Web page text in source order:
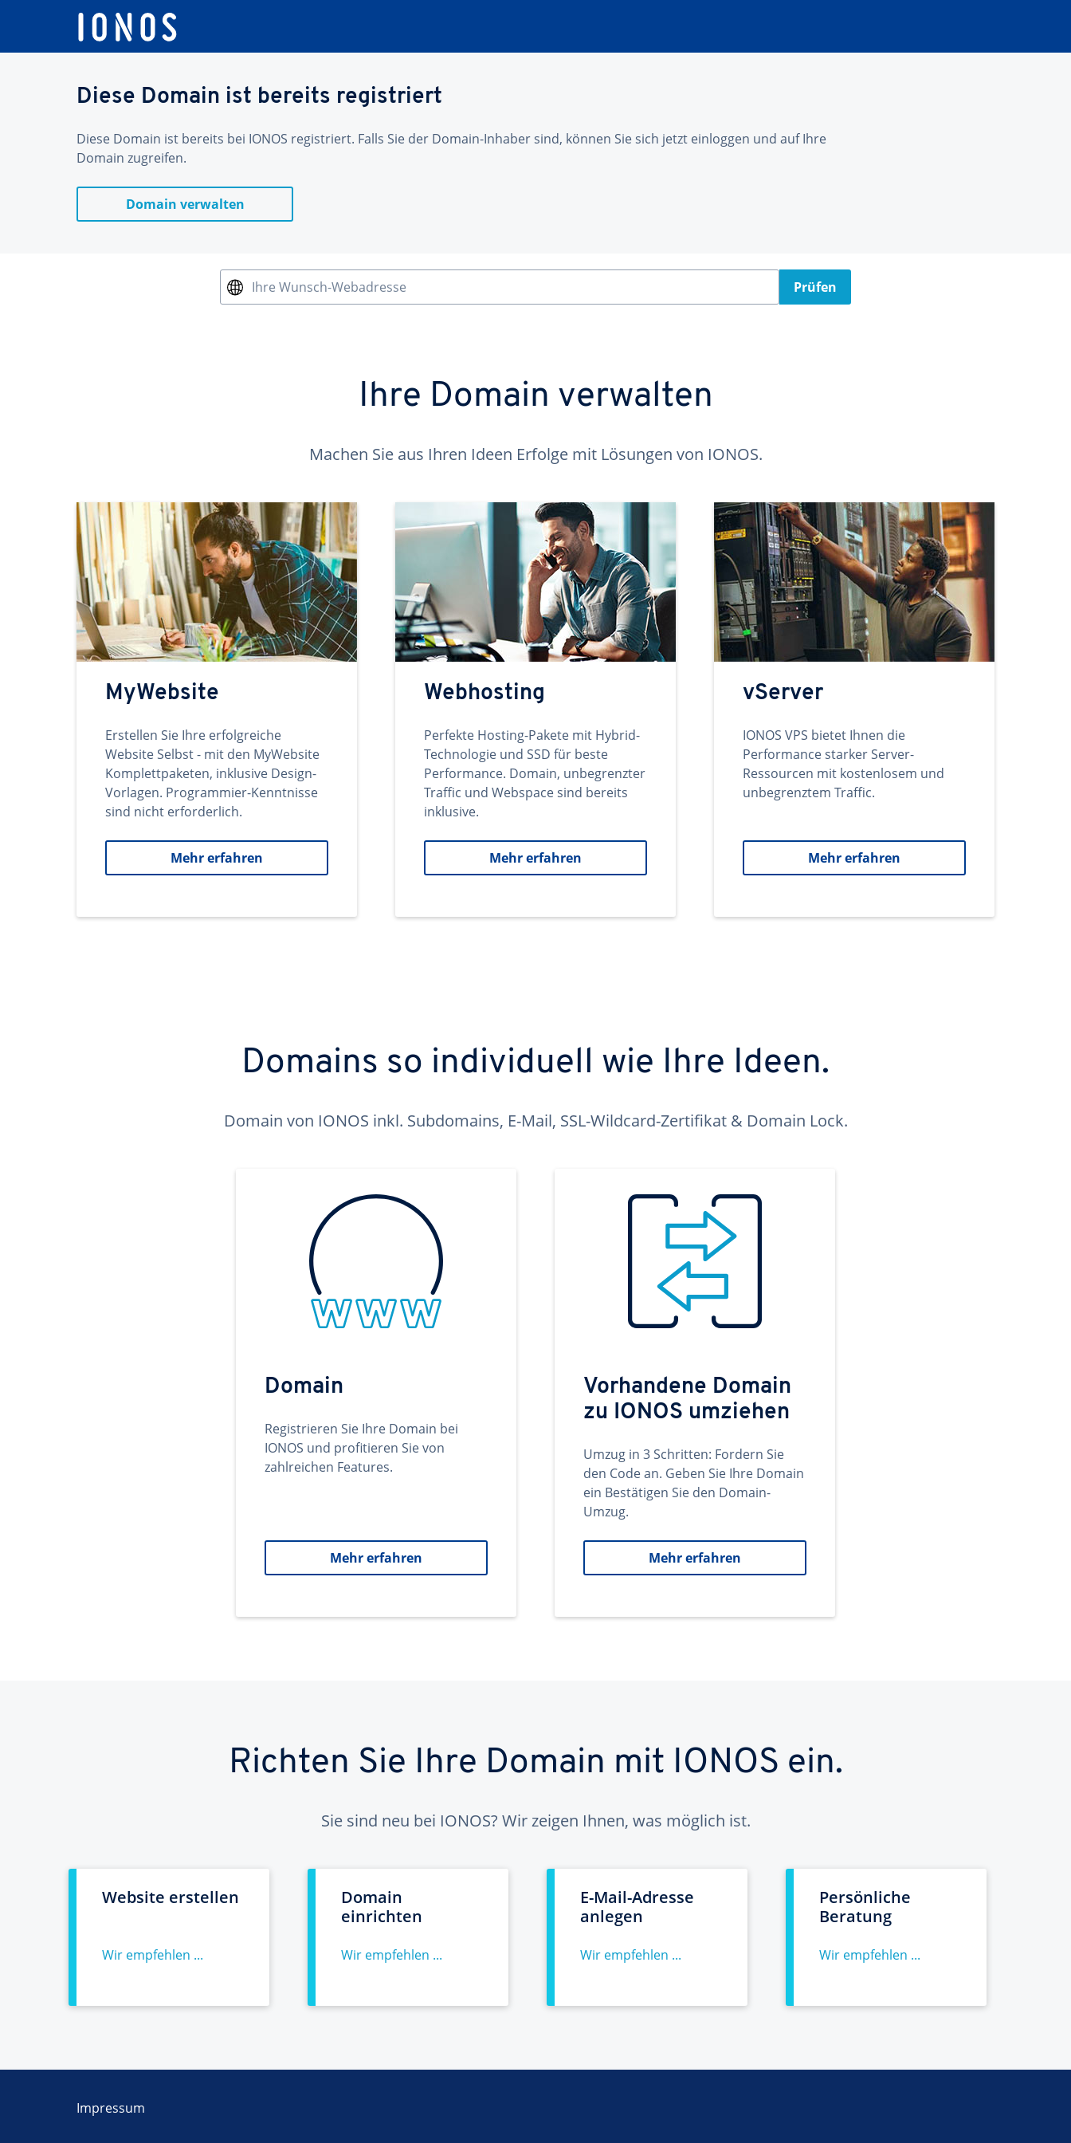
Diese Domain ist bereits registriert
Diese Domain ist bereits bei IONOS registriert. Falls Sie der Domain-Inhaber sind, können Sie sich jetzt einloggen und auf Ihre
Domain zugreifen.
Domain verwalten
Ihre Wunsch-Webadresse Prüfen
Ihre Domain verwalten
Machen Sie aus Ihren Ideen Erfolge mit Lösungen von IONOS.
MyWebsite
Erstellen Sie Ihre erfolgreiche
Website Selbst - mit den MyWebsite
Komplettpaketen, inklusive Design-
Vorlagen. Programmier-Kenntnisse
sind nicht erforderlich.
Mehr erfahren
Webhosting
Perfekte Hosting-Pakete mit Hybrid-
Technologie und SSD für beste
Performance. Domain, unbegrenzter
Traffic und Webspace sind bereits
inklusive.
Mehr erfahren
vServer
IONOS VPS bietet Ihnen die
Performance starker Server-
Ressourcen mit kostenlosem und
unbegrenztem Traffic.
Mehr erfahren
Domains so individuell wie Ihre Ideen.
Domain von IONOS inkl. Subdomains, E-Mail, SSL-Wildcard-Zertifikat & Domain Lock.
Domain
Registrieren Sie Ihre Domain bei
IONOS und profitieren Sie von
zahlreichen Features.
Mehr erfahren
Vorhandene Domain
zu IONOS umziehen
Umzug in 3 Schritten: Fordern Sie
den Code an. Geben Sie Ihre Domain
ein Bestätigen Sie den Domain-
Umzug.
Mehr erfahren
Richten Sie Ihre Domain mit IONOS ein.
Sie sind neu bei IONOS? Wir zeigen Ihnen, was möglich ist.
Website erstellen
Wir empfehlen ...
Domain
einrichten
Wir empfehlen ...
E-Mail-Adresse
anlegen
Wir empfehlen ...
Persönliche
Beratung
Wir empfehlen ...
Impressum